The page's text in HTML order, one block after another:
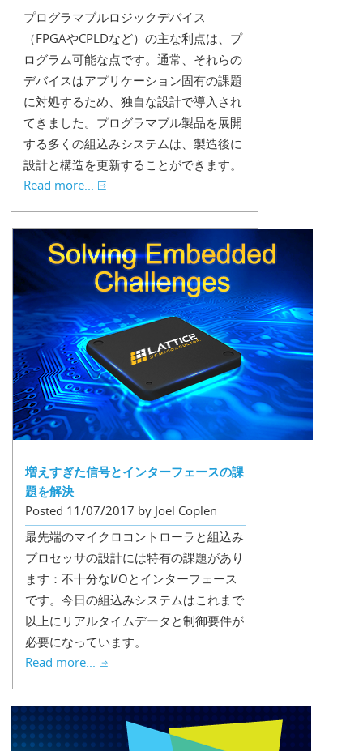
プログラマブルロジックデバイス
（FPGAやCPLDなど）の主な利点は、プ
ログラム可能な点です。通常、それらの
デバイスはアプリケーション固有の課題
に対処するため、独自な設計で導入され
てきました。プログラマブル製品を展開
する多くの組込みシステムは、製造後に
設計と構造を更新することができます。
Read more...
増えすぎた信号とインターフェースの課
題を解決
Posted 11/07/2017 by Joel Coplen
最先端のマイクロコントローラと組込み
プロセッサの設計には特有の課題があり
ます：不十分なI/Oとインターフェース
です。今日の組込みシステムはこれまで
以上にリアルタイムデータと制御要件が
必要になっています。
Read more...